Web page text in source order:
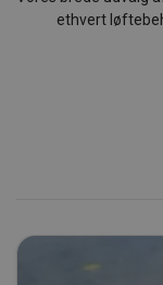
ethvert